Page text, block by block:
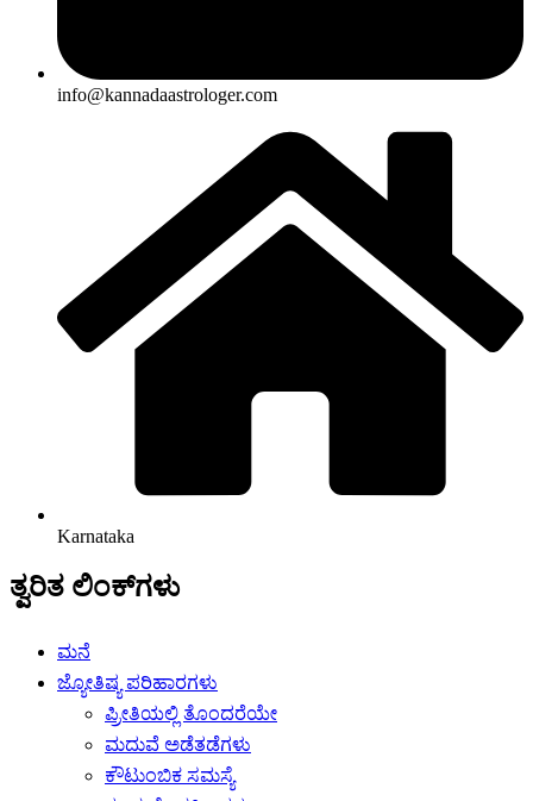
info@kannadaastrologer.com
Karnataka
ತ್ವರಿತ ಲಿಂಕ್‌ಗಳು
ಮನೆ
ಜ್ಯೋತಿಷ್ಯ ಪರಿಹಾರಗಳು
ಪ್ರೀತಿಯಲ್ಲಿ ತೊಂದರೆಯೇ
ಮದುವೆ ಅಡೆತಡೆಗಳು
ಕೌಟುಂಬಿಕ ಸಮಸ್ಯೆ